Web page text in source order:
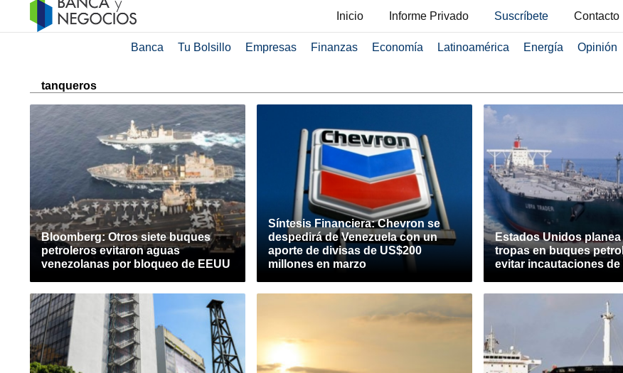
Inicio Informe Privado Suscríbete Contacto
Banca Tu Bolsillo Empresas Finanzas Economía Latinoamérica Energía Opinión
tanqueros
Bloomberg: Otros siete buques
petroleros evitaron aguas
venezolanas por bloqueo de EEUU
Síntesis Financiera: Chevron se
despedirá de Venezuela con un
aporte de divisas de US$200
millones en marzo
Estados Unidos
tropas en buques
evitar incautaciones de